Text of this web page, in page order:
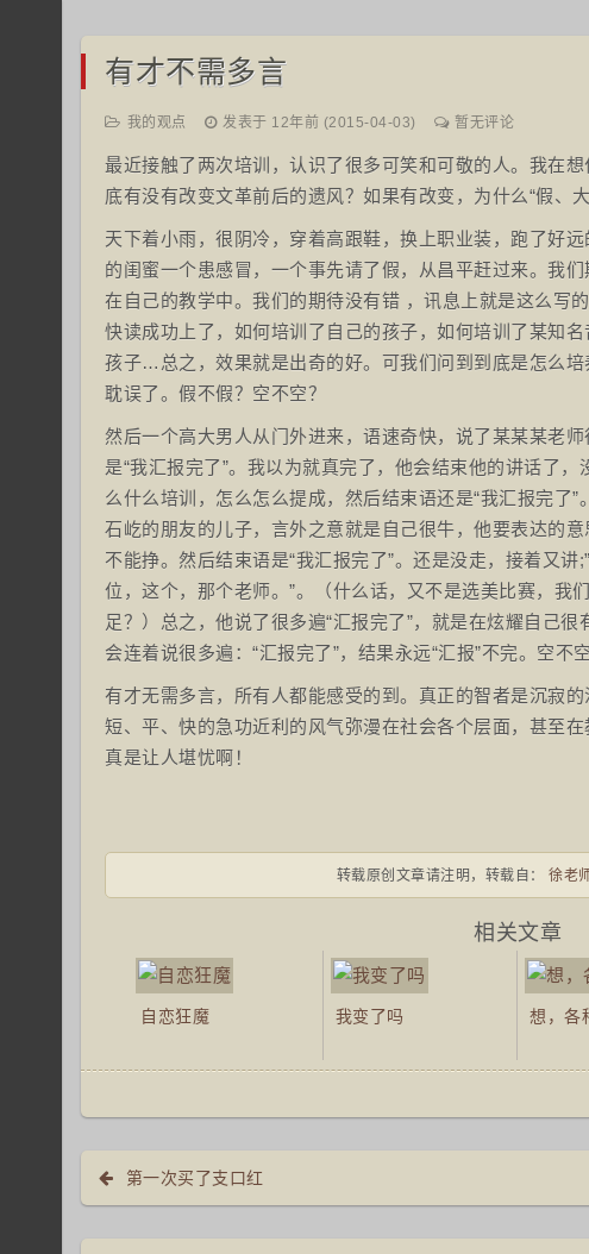
有才不需多言
我的观点 发表于 12年前 (2015-04-03) 暂无评论
最近接触了两次培训，认识了很多可笑和可敬的人。我在
底有没有改变文革前后的遗风？如果有改变，为什么“假、
天下着小雨，很阴冷，穿着高跟鞋，换上职业装，跑了好
的闺蜜一个患感冒，一个事先请了假，从昌平赶过来。我
在自己的教学中。我们的期待没有错 ，讯息上就是这么写
快读成功上了，如何培训了自己的孩子，如何培训了某知
孩子…总之，效果就是出奇的好。可我们问到到底是怎么
耽误了。假不假？空不空？
然后一个高大男人从门外进来，语速奇快，说了某某某老
是“我汇报完了”。我以为就真完了，他会结束他的讲话了
么什么培训，怎么怎么提成，然后结束语还是“我汇报完了
石屹的朋友的儿子，言外之意就是自己很牛，他要表达的
不能挣。然后结束语是“我汇报完了”。还是没走，接着又
位，这个，那个老师。”。（什么话，又不是选美比赛，我
足？）总之，他说了很多遍“汇报完了”，就是在炫耀自己
会连着说很多遍：“汇报完了”，结果永远“汇报”不完。空不
有才无需多言，所有人都能感受的到。真正的智者是沉寂
短、平、快的急功近利的风气弥漫在社会各个层面，甚至
真是让人堪忧啊！
转载原创文章请注明，转载自：徐老
相关文章
自恋狂魔 我变了吗 想，各
第一次买了支口红